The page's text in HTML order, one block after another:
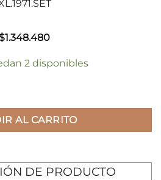
1.348.480
2 disponibles
FIELD cantidad
AL CARRITO
DE PRODUCTO